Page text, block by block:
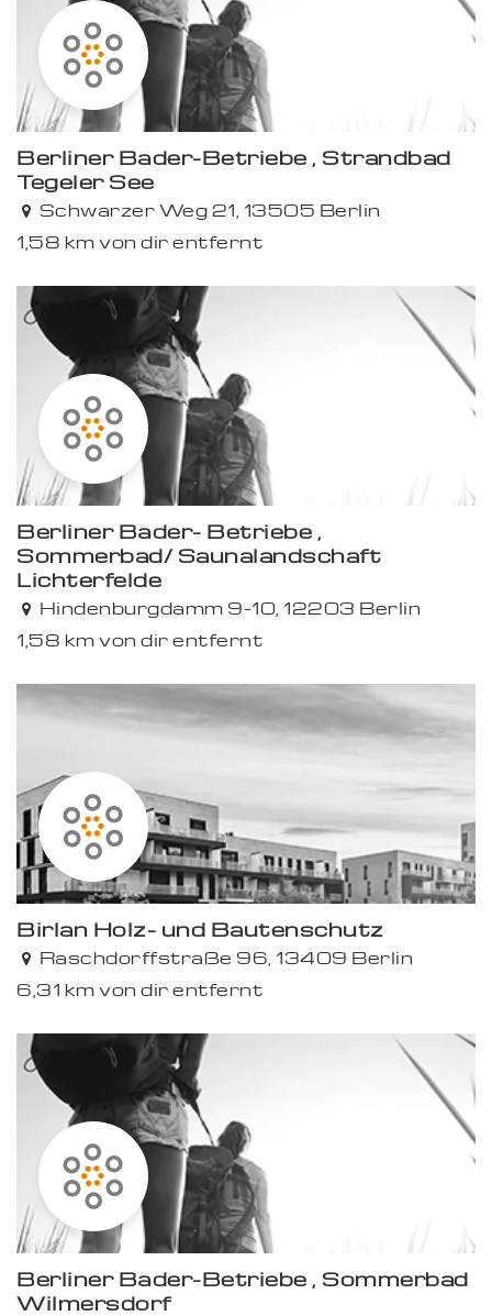
Berliner Bäder-Betriebe , Strandbad
Tegeler See
Schwarzer Weg 21, 13505 Berlin
1,58 km von dir entfernt
Berliner Bäder- Betriebe ,
Sommerbad/ Saunalandschaft
Lichterfelde
Hindenburgdamm 9-10, 12203 Berlin
1,58 km von dir entfernt
Birlan Holz- und Bautenschutz
Raschdorffstraße 96, 13409 Berlin
6,31 km von dir entfernt
Berliner Bäder-Betriebe , Sommerbad
Wilmersdorf